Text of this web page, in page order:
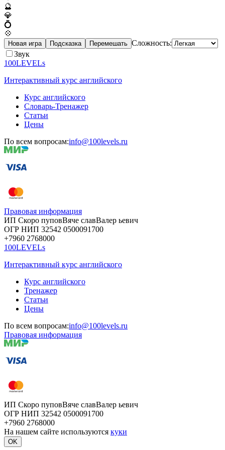
🔮
💎
💍
💠
Новая игра Подсказка Перемешать Сложность:
Звук
100LEVELs
Интерактивный курс английского
Курс английского
Словарь-Тренажер
Статьи
Цены
По всем вопросам:info@100levels.ru
Правовая информация
ИП Скоро пуповВяче славВалер ьевич
ОГР НИП 32542 0500091700
+7960 2768000
100LEVELs
Интерактивный курс английского
Курс английского
Тренажер
Статьи
Цены
По всем вопросам:info@100levels.ru
Правовая информация
ИП Скоро пуповВяче славВалер ьевич
ОГР НИП 32542 0500091700
+7960 2768000
На нашем сайте используются куки
OK